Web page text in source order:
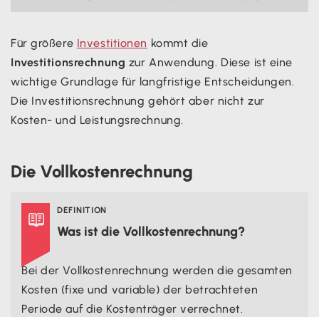
Für größere Investitionen kommt die
Investitionsrechnung zur Anwendung. Diese ist eine
wichtige Grundlage für langfristige Entscheidungen.
Die Investitionsrechnung gehört aber nicht zur
Kosten- und Leistungsrechnung.
Die Vollkostenrechnung
 DEFINITION
Was ist die Vollkostenrechnung?
Bei der Vollkostenrechnung werden die gesamten
Kosten (fixe und variable) der betrachteten
Periode auf die Kostenträger verrechnet.